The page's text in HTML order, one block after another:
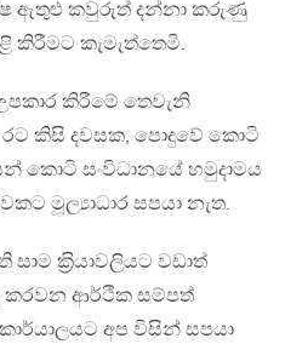
ඇතුළු කවුරුත් දන්නා කරුණු
කිරීමට කැමැත්තෙමි.
උපකාර කිරීමේ තෙවැනි
කිසි දවසක, පොදුවේ කොටි
කොටි සංවිධානයේ හමුදාමය
මූල්‍යාධාර සපයා නැත.
සාම ක‍්‍රියාවලියට වඩාත්
කරවන ආර්ථික සම්පත්
අප විසින් සපයා